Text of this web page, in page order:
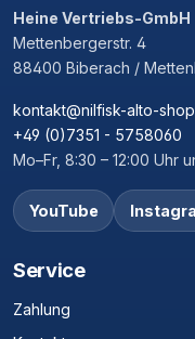
Heine Vertriebs-GmbH
Mettenbergerstr. 4
88400 Biberach /
kontakt@nilfisk-alto-
+49 (0)7351 - 5758060
Mo–Fr, 8:30 – 12:00 Uhr
YouTube
Service
Zahlung